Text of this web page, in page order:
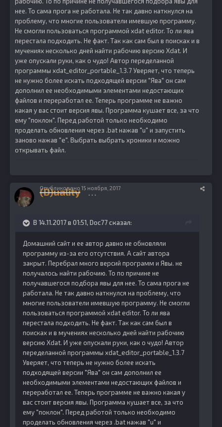
нее. То сама прога не работала. Не так давно наткнулся на
проблему, что многие пользователи имевшую программу.
Не смогли пользоваться программой xdat editor. То ли ява
перестала подходить. Не факт. Так как сам был в поисках и в
мучениях несколько дней найти рабочию версию Xdat. И
уже опускали руки, как о чудо! Автор переделанной
программы xdat_editor_portable_1.3.7 Уверяет, что теперь
не нужно более искать подходящей версии "Ява" он сам
дополнил ее необходимыми элементами недостающих
файлов и переработал ее. Теперь программе не важно
какая у вас стоит версия явы. Программа кушает все, за что
ему "поклон". Перед работой только необходимо
проделать обновления через .bat нажав "u" и запустить
заново нажав "e". Выбрать выбрать хроники и можно
открывать файл.
(D)uality 700
Опубликовано 15 ноября, 2017
В 14.11.2017 в 01:51, Doc77 сказал:
Домашний сайт и ее автор давно не обновляли
программу из-за его отсутствия. А сайт автора
закрыт. Перебрал много версий программ и Явы. не
получалось найти рабочию. То по причине не
получавшегося подбора явы для нее. То сама прога не
работала. Не так давно наткнулся на проблему, что
многие пользователи имевшую программу. Не смогли
пользоваться программой xdat editor. То ли ява
перестала подходить. Не факт. Так как сам был в
поисках и в мучениях несколько дней найти рабочию
версию Xdat. И уже опускали руки, как о чудо! Автор
переделанной программы xdat_editor_portable_1.3.7
Уверяет, что теперь не нужно более искать
подходящей версии "Ява" он сам дополнил ее
необходимыми элементами недостающих файлов и
переработал ее. Теперь программе не важно какая у
вас стоит версия явы. Программа кушает все, за что
ему "поклон". Перед работой только необходимо
проделать обновления через .bat нажав "u" и